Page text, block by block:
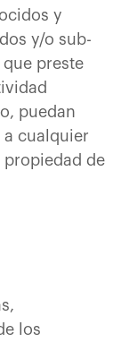
y
y/o sub-
preste
puedan
a cualquier
de
los